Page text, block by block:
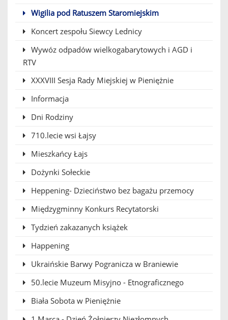
Wigilia pod Ratuszem Staromiejskim
Koncert zespołu Siewcy Lednicy
Wywóz odpadów wielkogabarytowych i AGD i
RTV
XXXVIII Sesja Rady Miejskiej w Pieniężnie
Informacja
Dni Rodziny
710.lecie wsi Łajsy
Mieszkańcy Łajs
Dożynki Sołeckie
Heppening- Dzieciństwo bez bagażu przemocy
Międzygminny Konkurs Recytatorski
Tydzień zakazanych książek
Happening
Ukraińskie Barwy Pogranicza w Braniewie
50.lecie Muzeum Misyjno - Etnograficznego
Biała Sobota w Pieniężnie